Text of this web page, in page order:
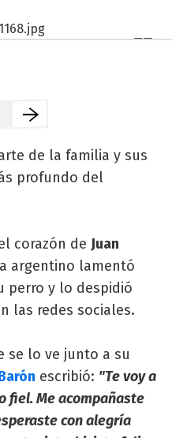
de la familia y sus
profundo del
corazón de Juan
argentino lamentó
perro y lo despidió
las redes sociales.
se lo ve junto a su
escribió: "Te voy a
fiel. Me acompañaste
con alegría